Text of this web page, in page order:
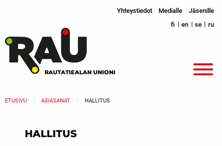
Yhteystiedot Medialle
Jäsenille
fi
en se ru
RAUTATIEALAN UNIONI
ETUSIVU ASIASANAT HALLITUS
HALLITUS